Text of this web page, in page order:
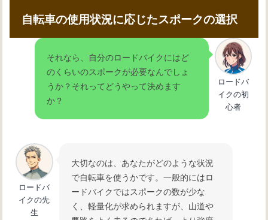
自転車の使用状況に応じたスポークの選択
それなら、自分のロードバイクにはど
のくらいのスポークが必要なんでしょ
うか？それってどうやって決めます
か？
ロードバ
イクの初
心者
ロードバ
イクの先
生
大切なのは、あなたがどのような状況
で自転車を使うかです。一般的にはロ
ードバイクではスポークの数が少な
く、軽量化が求められますが、山道や